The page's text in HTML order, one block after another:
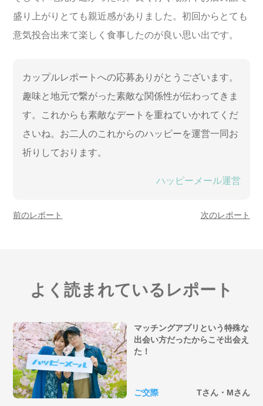
盛り上がりとても親近感がありました。初回からとても
意気投合出来て楽しく食事したのが良い思い出です。
カップルレポートへの応募ありがとうございます。
趣味と地元で繋がった素敵な関係性が伝わってきま
す。これからも素敵なデートを重ねていかれてくだ
さいね。お二人のこれからのハッピーを運営一同お
祈りしております。
ハッピーメール運営
前のレポート 次のレポート
よく読まれているレポート
ご交際 Tさん・Mさん
マッチングアプリという特殊な
出会い方だったからこそ出会え
た！